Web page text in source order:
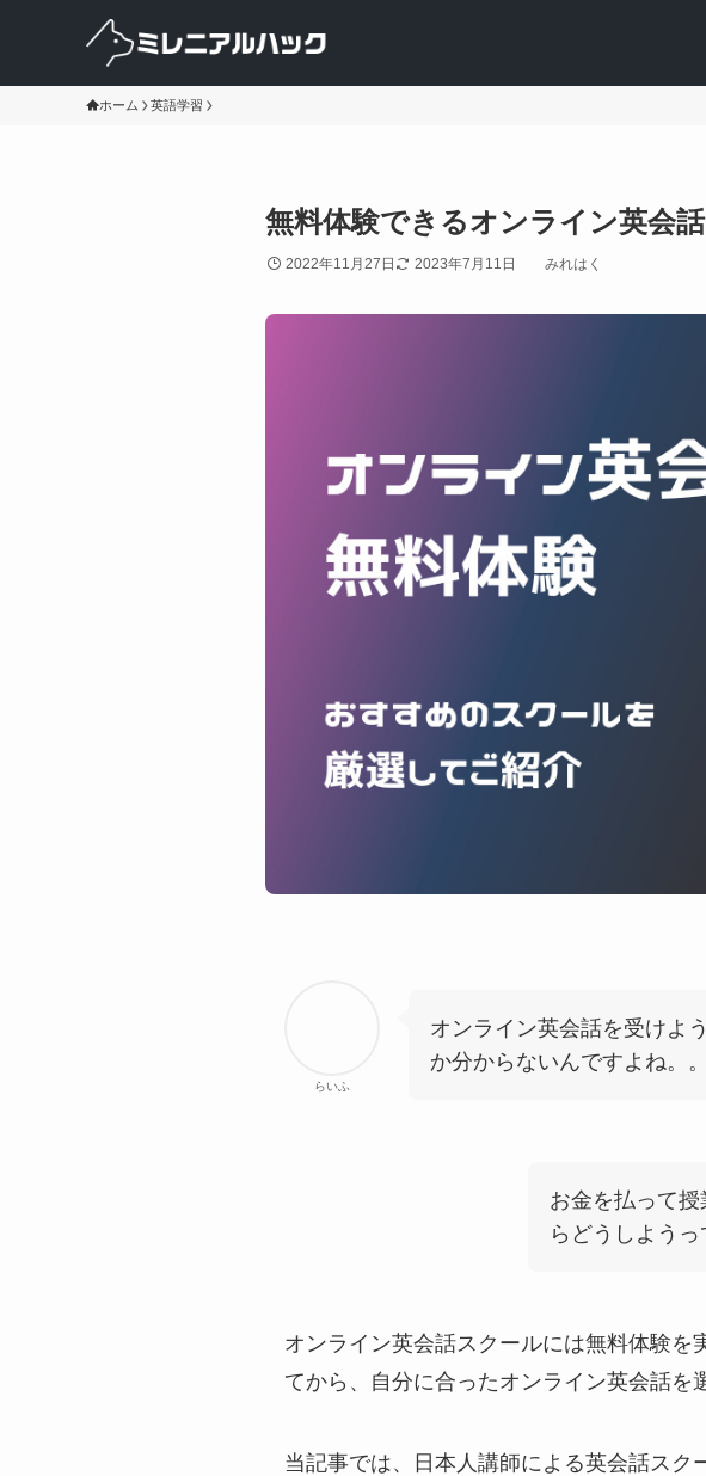
ホーム 英語学習
無料体験できるオンライン英会
2022年11月27日 2023年7月11日 みれはく
らいふ
オンライン英会話を受けよ
か分からないんですよね。。
お金を払って
らどうしよう
オンライン英会話スクールには無料体験
てから、自分に合ったオンライン英会話を
当記事では、日本人講師による英会話スク